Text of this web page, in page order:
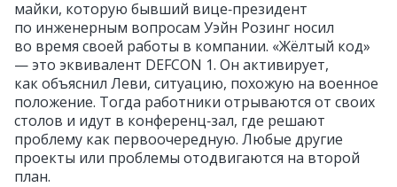
майки, которую бывший вице‑президент
по инженерным вопросам Уэйн Розинг носил
во время своей работы в компании. «Жёлтый код»
— это эквивалент DEFCON 1. Он активирует,
как объяснил Леви, ситуацию, похожую на военное
положение. Тогда работники отрываются от своих
столов и идут в конференц‑зал, где решают
проблему как первоочередную. Любые другие
проекты или проблемы отодвигаются на второй
план.